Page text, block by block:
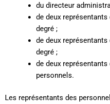
du directeur
de deux
degré ;
de deux
degré ;
de deux
personnels.
Les représentants des